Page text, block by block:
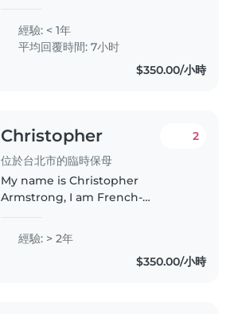
understand some Chinese. I am
currently studying a major in
education at NTNU, I love playing
經驗: < 1年
平均回覆時間: 7小时
$350.00/小時
Christopher
位於台北市的臨時保母
2
My name is Christopher
Armstrong, I am French-
journalist. In addition to being
bilingual in English and French, I
am fluent in Mandarin Chinese
經驗: > 2年
$350.00/小時